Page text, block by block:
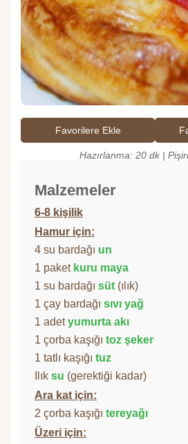
Favorilere Ekle
Hazırlanma: 20 dk |
Malzemeler
6-8 kişilik
Hamur için:
4 su bardağı un
1 paket kuru maya
1 su bardağı süt (ılık)
1 çay bardağı sıvı yağ
1 adetyumurta akı
1 çorba kaşığı toz şeker
1 tatlı kaşığı tuz
Ilık su (gerektiği kadar)
Ara kat için:
2 çorba kaşığı tereyağı
Üzeri için: